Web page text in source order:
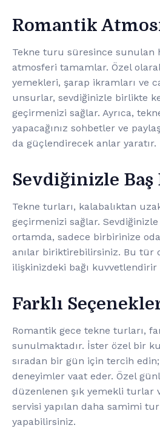
Romantik
Tekne turu süresince sunulan
atmosferi tamamlar. Özel
yemekleri, şarap ikramları ve
unsurlar, sevdiğinizle birlikte
geçirmenizi sağlar. Ayrıca,
yapacağınız sohbetler ve
da güçlendirecek anlar yaratır.
Sevdiğinizle Baş
Tekne turları, kalabalıktan
geçirmenizi sağlar.
ortamda, sadece birbirinize
anılar biriktirebilirsiniz. Bu tür
ilişkinizdeki bağı kuvvetlendirir
Farklı
Romantik gece tekne turları,
sunulmaktadır. İster özel bir
sıradan bir gün için tercih
deneyimler vaat eder. Özel
düzenlenen şık yemekli turlar
servisi yapılan daha samimi
yapabilirsiniz.